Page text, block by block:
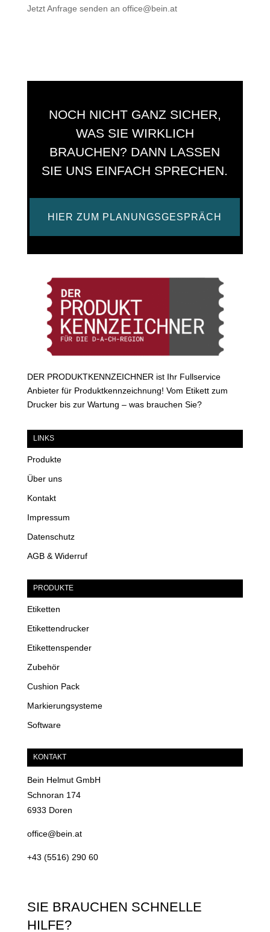
Jetzt Anfrage senden an office@bein.at
NOCH NICHT GANZ SICHER,
WAS SIE WIRKLICH
BRAUCHEN? DANN LASSEN
SIE UNS EINFACH SPRECHEN.
HIER ZUM PLANUNGSGESPRÄCH
DER PRODUKTKENNZEICHNER ist Ihr Fullservice
Anbieter für Produktkennzeichnung! Vom Etikett zum
Drucker bis zur Wartung – was brauchen Sie?
LINKS
Produkte
Über uns
Kontakt
Impressum
Datenschutz
AGB & Widerruf
PRODUKTE
Etiketten
Etikettendrucker
Etikettenspender
Zubehör
Cushion Pack
Markierungsysteme
Software
KONTAKT
Bein Helmut GmbH
Schnoran 174
6933 Doren
office@bein.at
+43 (5516) 290 60
SIE BRAUCHEN SCHNELLE
HILFE?